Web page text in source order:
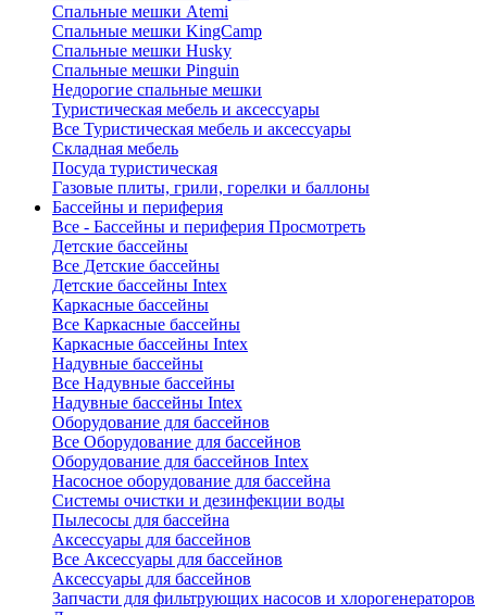
Спальные мешки Atemi
Спальные мешки KingCamp
Спальные мешки Husky
Спальные мешки Pinguin
Недорогие спальные мешки
Туристическая мебель и аксессуары
Все Туристическая мебель и аксессуары
Складная мебель
Посуда туристическая
Газовые плиты, грили, горелки и баллоны
Бассейны и периферия
Все - Бассейны и периферия Просмотреть
Детские бассейны
Все Детские бассейны
Детские бассейны Intex
Каркасные бассейны
Все Каркасные бассейны
Каркасные бассейны Intex
Надувные бассейны
Все Надувные бассейны
Надувные бассейны Intex
Оборудование для бассейнов
Все Оборудование для бассейнов
Оборудование для бассейнов Intex
Насосное оборудование для бассейна
Системы очистки и дезинфекции воды
Пылесосы для бассейна
Аксессуары для бассейнов
Все Аксессуары для бассейнов
Аксессуары для бассейнов
Запчасти для фильтрующих насосов и хлорогенераторов